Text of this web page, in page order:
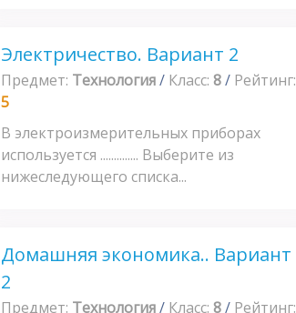
Электричество. Вариант 2
Предмет: Технология/ Класс: 8/ Рейтинг:
5
В электроизмерительных приборах
используется .............. Выберите из
нижеследующего списка...
Домашняя экономика.. Вариант
2
Предмет: Технология/ Класс: 8/ Рейтинг: